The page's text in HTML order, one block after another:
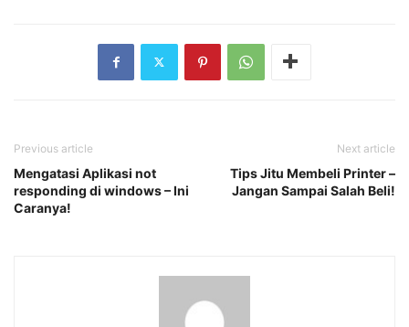
Previous article
Mengatasi Aplikasi not
responding di windows – Ini
Caranya!
Next article
Tips Jitu Membeli Printer –
Jangan Sampai Salah Beli!